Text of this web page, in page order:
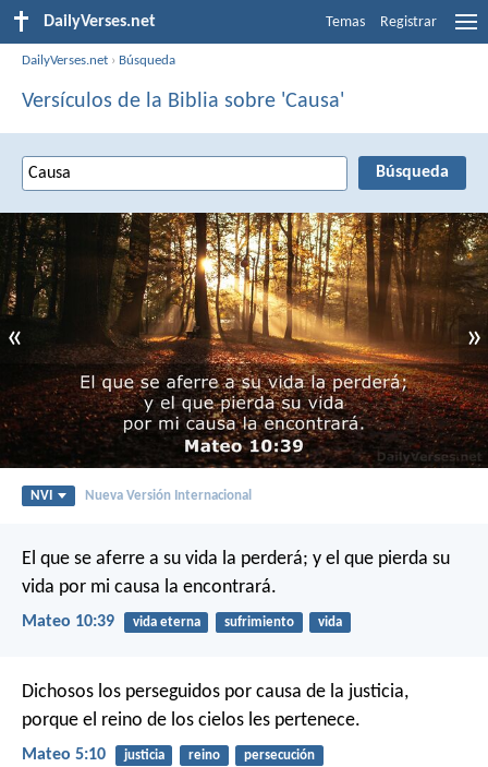
DailyVerses.net Temas Registrar
DailyVerses.net › Búsqueda
Versículos de la Biblia sobre 'Causa'
« »
NVI Nueva Versión Internacional
El que se aferre a su vida la perderá; y el que pierda su
vida por mi causa la encontrará.
Mateo 10:39 vida eterna sufrimiento vida
Dichosos los perseguidos por causa de la justicia,
porque el reino de los cielos les pertenece.
Mateo 5:10 justicia reino persecución